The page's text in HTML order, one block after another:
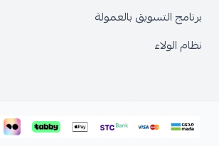
برنامج التسويق بالعمولة
نظام الولاء